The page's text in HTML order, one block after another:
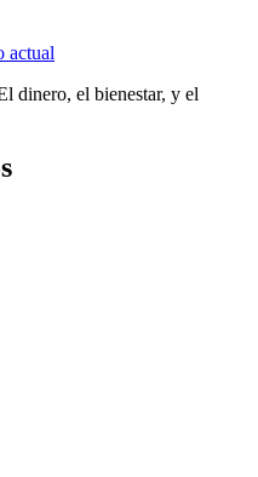
actual
dinero, el bienestar, y el